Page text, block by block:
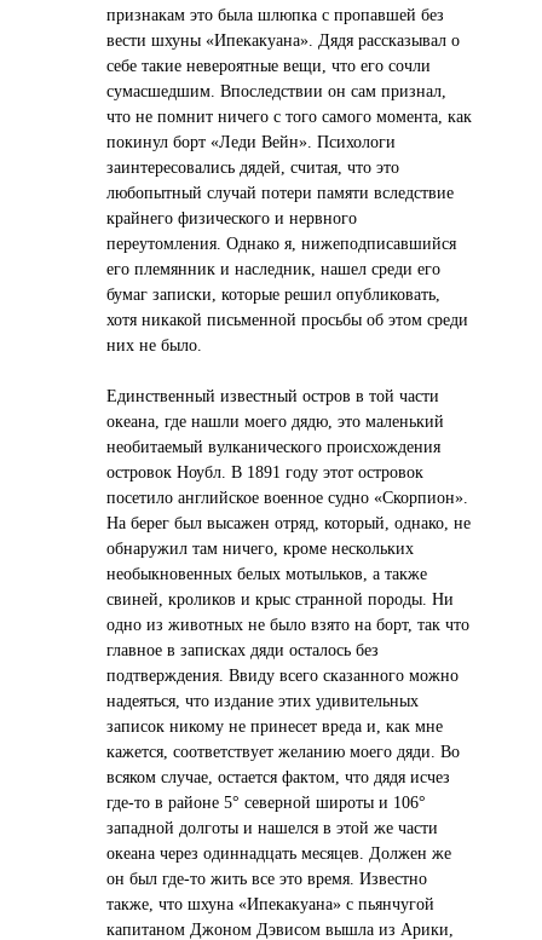
признакам это была шлюпка с пропавшей без
вести шхуны «Ипекакуана». Дядя рассказывал о
себе такие невероятные вещи, что его сочли
сумасшедшим. Впоследствии он сам признал,
что не помнит ничего с того самого момента, как
покинул борт «Леди Вейн». Психологи
заинтересовались дядей, считая, что это
любопытный случай потери памяти вследствие
крайнего физического и нервного
переутомления. Однако я, нижеподписавшийся
его племянник и наследник, нашел среди его
бумаг записки, которые решил опубликовать,
хотя никакой письменной просьбы об этом среди
них не было.
Единственный известный остров в той части
океана, где нашли моего дядю, это маленький
необитаемый вулканического происхождения
островок Ноубл. В 1891 году этот островок
посетило английское военное судно «Скорпион».
На берег был высажен отряд, который, однако, не
обнаружил там ничего, кроме нескольких
необыкновенных белых мотыльков, а также
свиней, кроликов и крыс странной породы. Ни
одно из животных не было взято на борт, так что
главное в записках дяди осталось без
подтверждения. Ввиду всего сказанного можно
надеяться, что издание этих удивительных
записок никому не принесет вреда и, как мне
кажется, соответствует желанию моего дяди. Во
всяком случае, остается фактом, что дядя исчез
где-то в районе 5° северной широты и 106°
западной долготы и нашелся в этой же части
океана через одиннадцать месяцев. Должен же
он был где-то жить все это время. Известно
также, что шхуна «Ипекакуана» с пьянчугой
капитаном Джоном Дэвисом вышла из Арики,